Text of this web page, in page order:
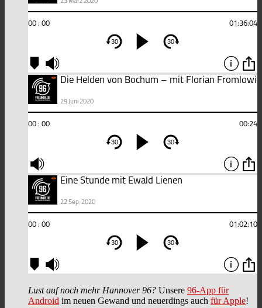
Lust auf noch mehr Hannover 96? Unsere 96-App für
Android im neuen Gewand und neuerdings auch für Apple!